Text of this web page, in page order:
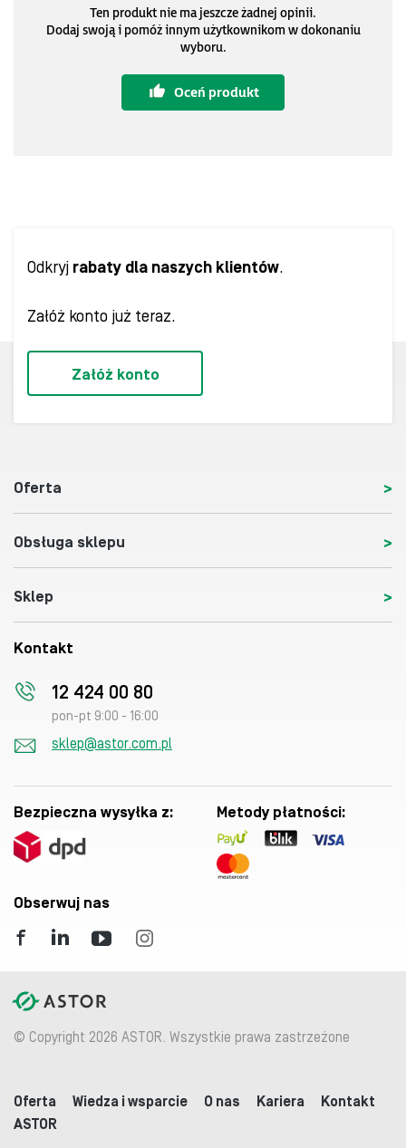
Ten produkt nie ma jeszcze żadnej opinii.
Dodaj swoją i pomóż innym użytkownikom w dokonaniu
wyboru.
Oceń produkt
Odkryj rabaty dla naszych klientów.
Załóż konto już teraz.
Załóż konto
Oferta
Obsługa sklepu
Sklep
Kontakt
12 424 00 80
pon-pt 9:00 - 16:00
sklep@astor.com.pl
Bezpieczna wysyłka z: Metody płatności:
Obserwuj nas
© Copyright 2026 ASTOR. Wszystkie prawa zastrzeżone
Oferta Wiedza i wsparcie O nas Kariera
Kontakt
ASTOR